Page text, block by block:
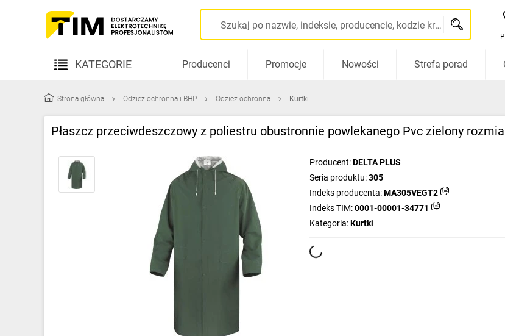
Szukaj po nazwie, indeksie, producencie, kodzie kreskowym...
KATEGORIE
Kable i przewody
Rozdzielnice i obudowy
Elementy prowadzenia kabli
Fotowoltaika
Producenci Promocje Nowości Strefa porad
Strona główna Odzież ochronna i BHP Odzież ochronna Kurtki
Płaszcz przeciwdeszczowy z poliestru obustronnie powlekanego Pvc zielony
Producent:DELTA PLUS
Seria produktu:305
Indeks producenta:MA305VEGT2
Indeks TIM:0001-00001-34771
Kategoria:Kurtki